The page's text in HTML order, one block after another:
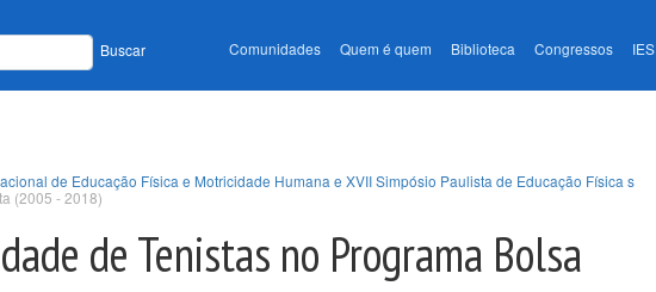
Buscar Comunidades Quem é quem Biblioteca Congressos IES
de Educação Física e Motricidade Humana e XVII Simpósio Paulista de Educação Física s
(2005 - 2018)
de Tenistas no Programa Bolsa